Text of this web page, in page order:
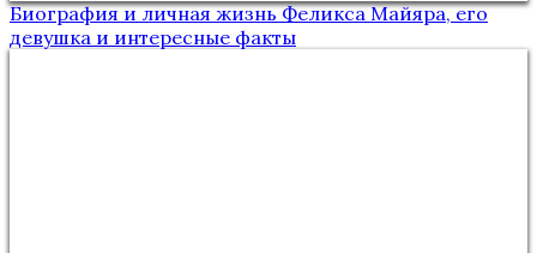
Биография и личная жизнь Феликса Майяра, его
девушка и интересные факты